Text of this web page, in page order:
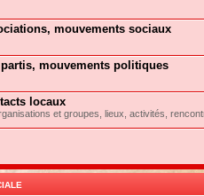
mouvements sociaux
mouvements politiques
locaux
et groupes, lieux, activités,